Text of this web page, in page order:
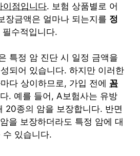
이점입니다. 보험 상품별로 어
장금액은 얼마나 되는지를 정
필수적입니다.
특정 암 진단 시 일정 금액을
되어 있습니다. 하지만 이러한
다 상이하므로, 가입 전에 꼼
. 예를 들어, A보험사는 유방
20종의 암을 보장합니다. 반면
을 보장하더라도 특정 암에 대
수 있습니다.